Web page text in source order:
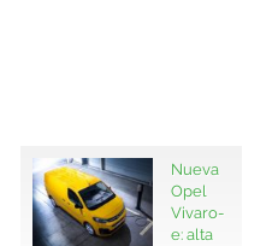
Nueva
Opel
Vivaro-
e: alta